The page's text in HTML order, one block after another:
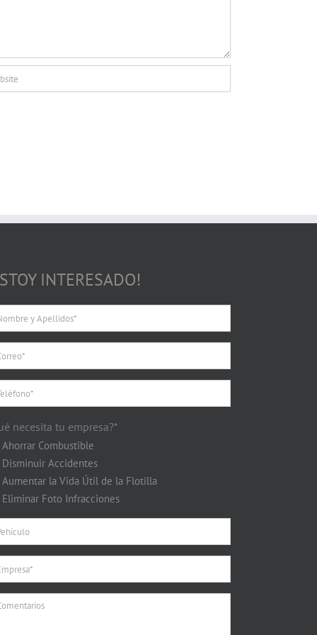
INTERESADO!
necesita tu empresa?*
Ahorrar Combustible
Disminuir Accidentes
Aumentar la Vida Útil de la Flotilla
Eliminar Foto Infracciones